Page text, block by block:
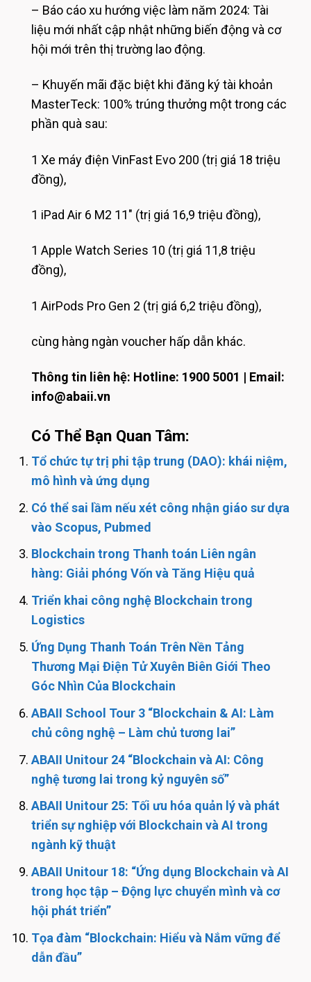
– Báo cáo xu hướng việc làm năm 2024: Tài
liệu mới nhất cập nhật những biến động và cơ
hội mới trên thị trường lao động.
– Khuyến mãi đặc biệt khi đăng ký tài khoản
MasterTeck: 100% trúng thưởng một trong các
phần quà sau:
1 Xe máy điện VinFast Evo 200 (trị giá 18 triệu
đồng),
1 iPad Air 6 M2 11″ (trị giá 16,9 triệu đồng),
1 Apple Watch Series 10 (trị giá 11,8 triệu
đồng),
1 AirPods Pro Gen 2 (trị giá 6,2 triệu đồng),
cùng hàng ngàn voucher hấp dẫn khác.
Thông tin liên hệ: Hotline: 1900 5001 | Email:
info@abaii.vn
Có Thể Bạn Quan Tâm:
Tổ chức tự trị phi tập trung (DAO): khái niệm,
mô hình và ứng dụng
Có thể sai lầm nếu xét công nhận giáo sư dựa
vào Scopus, Pubmed
Blockchain trong Thanh toán Liên ngân
hàng: Giải phóng Vốn và Tăng Hiệu quả
Triển khai công nghệ Blockchain trong
Logistics
Ứng Dụng Thanh Toán Trên Nền Tảng
Thương Mại Điện Tử Xuyên Biên Giới Theo
Góc Nhìn Của Blockchain
ABAII School Tour 3 “Blockchain & AI: Làm
chủ công nghệ – Làm chủ tương lai”
ABAII Unitour 24 “Blockchain và AI: Công
nghệ tương lai trong kỷ nguyên số”
ABAII Unitour 25: Tối ưu hóa quản lý và phát
triển sự nghiệp với Blockchain và AI trong
ngành kỹ thuật
ABAII Unitour 18: “Ứng dụng Blockchain và AI
trong học tập – Động lực chuyển mình và cơ
hội phát triển”
Tọa đàm “Blockchain: Hiểu và Nắm vững để
dẫn đầu”